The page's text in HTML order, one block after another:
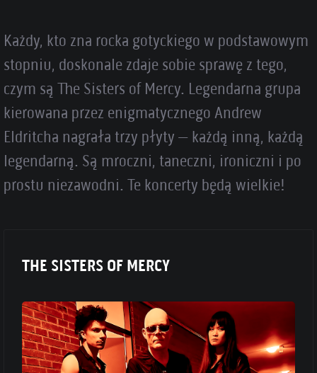
Każdy, kto zna rocka gotyckiego w podstawowym
stopniu, doskonale zdaje sobie sprawę z tego,
czym są The Sisters of Mercy. Legendarna grupa
kierowana przez enigmatycznego Andrew
Eldritcha nagrała trzy płyty – każdą inną, każdą
legendarną. Są mroczni, taneczni, ironiczni i po
prostu niezawodni. Te koncerty będą wielkie!
THE SISTERS OF MERCY